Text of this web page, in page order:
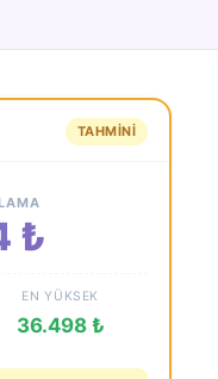
TAHMINI
₺
EN YÜKSEK
36.498 ₺